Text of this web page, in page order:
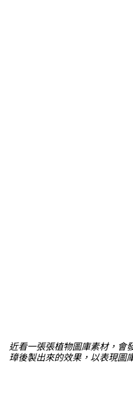
近看一張張植物圖庫素材，
璋後製出來的效果，以表現圖